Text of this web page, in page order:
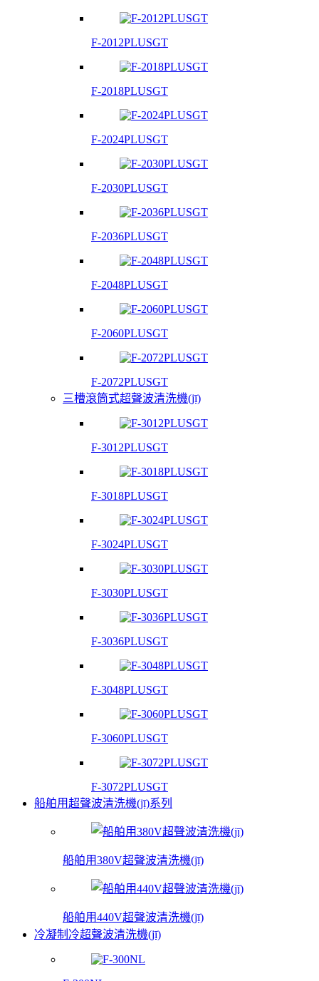
F-2012PLUSGT
F-2018PLUSGT
F-2024PLUSGT
F-2030PLUSGT
F-2036PLUSGT
F-2048PLUSGT
F-2060PLUSGT
F-2072PLUSGT
三槽滾筒式超聲波清洗機(jī)
F-3012PLUSGT
F-3018PLUSGT
F-3024PLUSGT
F-3030PLUSGT
F-3036PLUSGT
F-3048PLUSGT
F-3060PLUSGT
F-3072PLUSGT
船舶用超聲波清洗機(jī)系列
船舶用380V超聲波清洗機(jī)
船舶用440V超聲波清洗機(jī)
冷凝制冷超聲波清洗機(jī)